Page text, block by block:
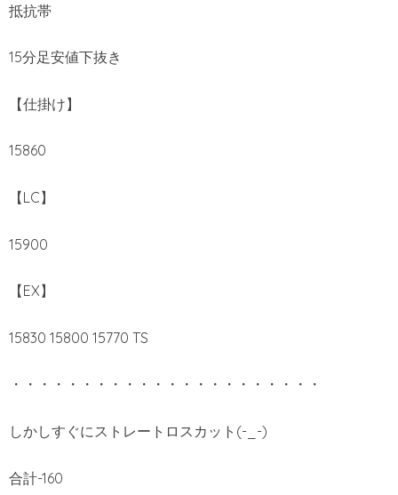
抵抗帯
15分足安値下抜き
【仕掛け】
15860
【LC】
15900
【EX】
15830 15800 15770 TS
・・・・・・・・・・・・・・・・・・・・・・
しかしすぐにストレートロスカット(-_-)
合計-160